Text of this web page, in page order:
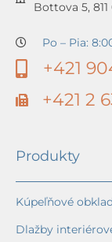
Bottova 5,
Po – Pia:
+421
+421 2
Produkty
Kúpeľňové
Dlažby